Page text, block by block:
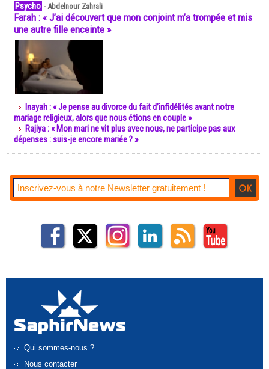
Psycho -Abdelnour Zahrali
Farah : « J’ai découvert que mon conjoint m’a trompée et mis
une autre fille enceinte »
Inayah : « Je pense au divorce du fait d’infidélités avant notre
mariage religieux, alors que nous étions en couple »
Rajiya : « Mon mari ne vit plus avec nous, ne participe pas aux
dépenses : suis-je encore mariée ? »
Qui sommes-nous ?
Nous contacter